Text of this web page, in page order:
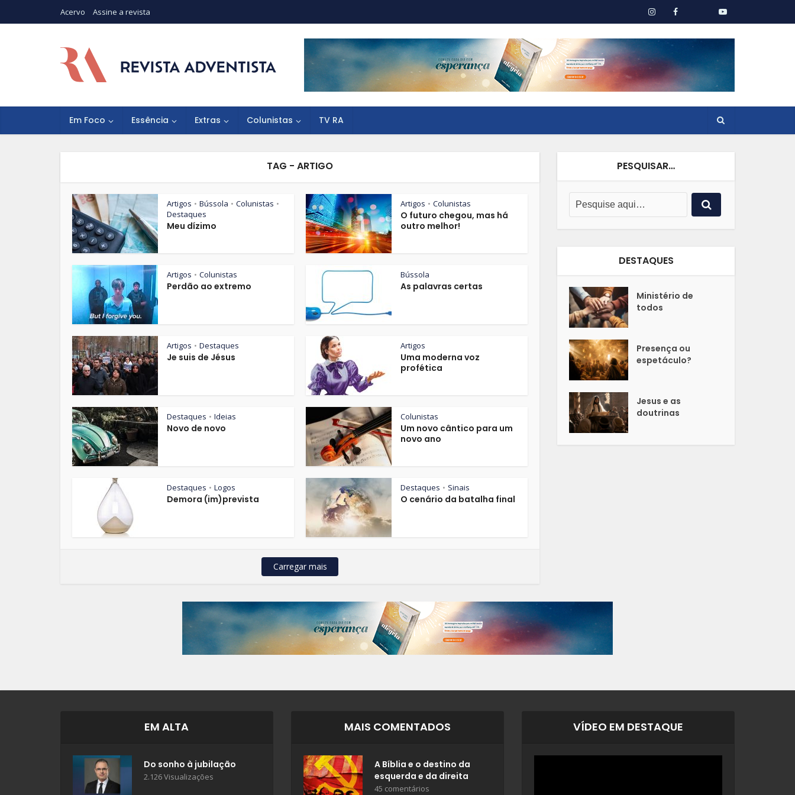
Acervo Assine a revista
Em Foco Essência Extras Colunistas TV RA
TAG - ARTIGO
Artigos • Bússola • Colunistas •
Destaques
Meu dízimo
Artigos • Colunistas
O futuro chegou, mas há
outro melhor!
Artigos • Colunistas
Perdão ao extremo
Bússola
As palavras certas
Artigos • Destaques
Je suis de Jésus
Artigos
Uma moderna voz
profética
Destaques • Ideias
Novo de novo
Colunistas
Um novo cântico para um
novo ano
Destaques • Logos
Demora (im)prevista
Destaques • Sinais
O cenário da batalha final
Carregar mais
PESQUISAR…
DESTAQUES
Ministério de
todos
Presença ou
espetáculo?
Jesus e as
doutrinas
EM ALTA
Do sonho à jubilação
2.126 Visualizações
MAIS COMENTADOS
A Bíblia e o destino da
esquerda e da direita
45 comentários
VÍDEO EM DESTAQUE